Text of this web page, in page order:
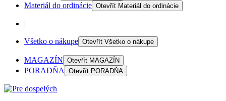
Materiál do ordinácie Otevřít Materiál do ordinácie
|
Všetko o nákupe Otevřít Všetko o nákupe
MAGAZÍN Otevřít MAGAZÍN
PORADŇA Otevřít PORADŇA